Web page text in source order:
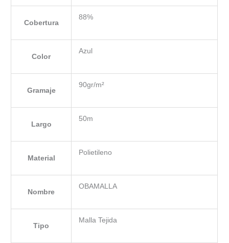
Cobertura
88%
Color
Azul
Gramaje
90gr/m²
Largo
50m
Material
Polietileno
Nombre
OBAMALLA
Tipo
Malla Tejida